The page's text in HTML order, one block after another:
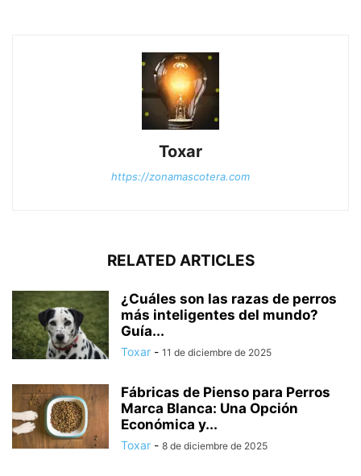
Toxar
https://zonamascotera.com
RELATED ARTICLES
¿Cuáles son las razas de perros
más inteligentes del mundo?
Guía...
Toxar - 11 de diciembre de 2025
Fábricas de Pienso para Perros
Marca Blanca: Una Opción
Económica y...
Toxar - 8 de diciembre de 2025